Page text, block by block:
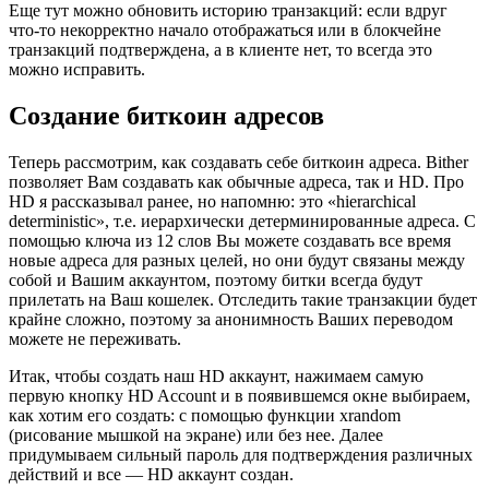
Еще тут можно обновить историю транзакций: если вдруг
что-то некорректно начало отображаться или в блокчейне
транзакций подтверждена, а в клиенте нет, то всегда это
можно исправить.
Создание биткоин адресов
Теперь рассмотрим, как создавать себе биткоин адреса. Bither
позволяет Вам создавать как обычные адреса, так и HD. Про
HD я рассказывал ранее, но напомню: это «hierarchical
deterministic», т.е. иерархически детерминированные адреса. С
помощью ключа из 12 слов Вы можете создавать все время
новые адреса для разных целей, но они будут связаны между
собой и Вашим аккаунтом, поэтому битки всегда будут
прилетать на Ваш кошелек. Отследить такие транзакции будет
крайне сложно, поэтому за анонимность Ваших переводом
можете не переживать.
Итак, чтобы создать наш HD аккаунт, нажимаем самую
первую кнопку HD Account и в появившемся окне выбираем,
как хотим его создать: с помощью функции xrandom
(рисование мышкой на экране) или без нее. Далее
придумываем сильный пароль для подтверждения различных
действий и все — HD аккаунт создан.